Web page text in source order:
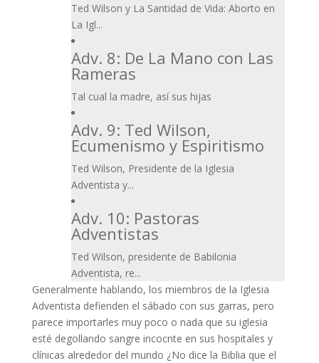
Ted Wilson y La Santidad de Vida: Aborto en
La Igl...
Adv. 8: De La Mano con Las
Rameras
Tal cual la madre, así sus hijas
Adv. 9: Ted Wilson,
Ecumenismo y Espiritismo
Ted Wilson, Presidente de la Iglesia
Adventista y...
Adv. 10: Pastoras
Adventistas
Ted Wilson, presidente de Babilonia
Adventista, re...
Generalmente hablando, los miembros de la Iglesia
Adventista defienden el sábado con sus garras, pero
parece importarles muy poco o nada que su iglesia
esté degollando sangre incocnte en sus hospitales y
clínicas alrededor del mundo ¿No dice la Biblia que el